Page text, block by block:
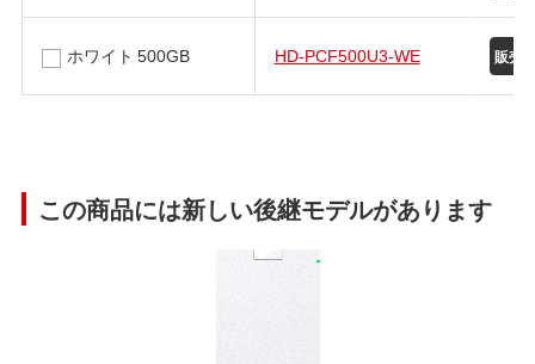
ホワイト 500GB HD-PCF500U3-WE
この商品には新しい後継モデルがあります